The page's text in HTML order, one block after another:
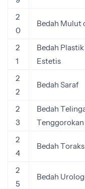
2
0
Bedah Mulut
2
1
Bedah
Estetis
2
2
Bedah Saraf
2
3
Bedah
Tenggorokan
2
4
Bedah
2
5
Bedah